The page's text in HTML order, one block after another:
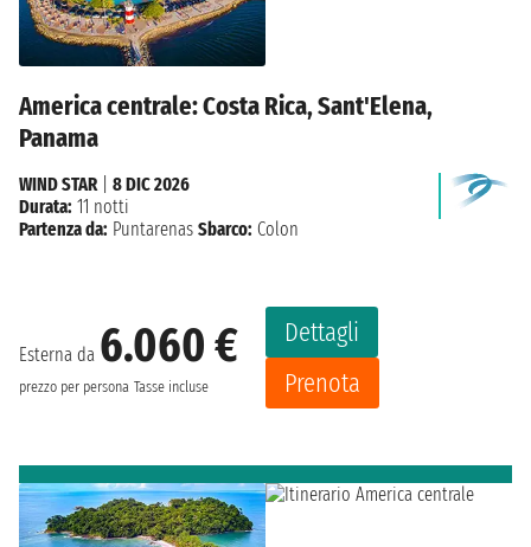
America centrale: Costa Rica, Sant'Elena,
Panama
Esterna da 6.060 €
prezzo per persona Tasse incluse
Dettagli
Prenota
WIND STAR| 8 DIC 2026
Durata: 11 notti
Partenza da: Puntarenas Sbarco: Colon